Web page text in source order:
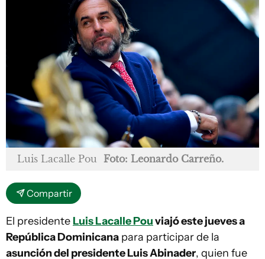
Luis Lacalle Pou Foto: Leonardo Carreño.
Compartir
El presidenteLuis Lacalle Pouviajó este jueves a
República Dominicana para participar de la
asunción del presidente Luis Abinader, quien fue